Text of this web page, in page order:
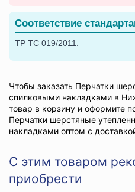
Соответствие
ТР ТС 019/2011.
Чтобы заказать Перчатки
спилковыми накладками в
товар в корзину и оформите
Перчатки шерстяные
накладками оптом с
С этим товаром
приобрести